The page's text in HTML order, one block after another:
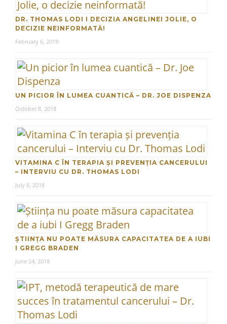
DR. THOMAS LODI I DECIZIA ANGELINEI JOLIE, O
DECIZIE NEINFORMATĂ!
February 6, 2019
UN PICIOR ÎN LUMEA CUANTICĂ – DR. JOE DISPENZA
October 8, 2018
VITAMINA C ÎN TERAPIA ȘI PREVENȚIA CANCERULUI
– INTERVIU CU DR. THOMAS LODI
July 6, 2018
ȘTIINȚA NU POATE MĂSURA CAPACITATEA DE A IUBI
I GREGG BRADEN
June 24, 2018